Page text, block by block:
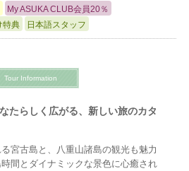
My ASUKA CLUB会員20％
特典
日本語スタッフ
Tour Information
たらしく広がる、新しい旅のカタ
宮古島と、八重山諸島の観光も魅力
間とダイナミックな景色に心癒され